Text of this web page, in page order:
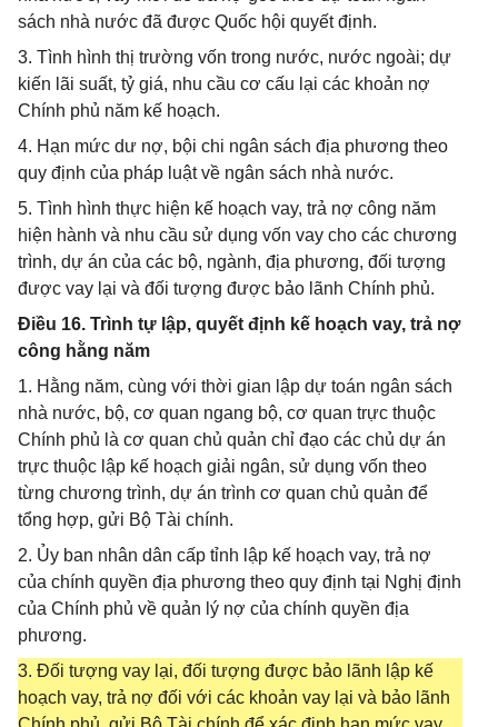
sách nhà nước đã được Quốc hội quyết định.
3. Tình hình thị trường vốn trong nước, nước ngoài; dự
kiến lãi suất, tỷ giá, nhu cầu cơ cấu lại các khoản nợ
Chính phủ năm kế hoạch.
4. Hạn mức dư nợ, bội chi ngân sách địa phương theo
quy định của pháp luật về ngân sách nhà nước.
5. Tình hình thực hiện kế hoạch vay, trả nợ công năm
hiện hành và nhu cầu sử dụng vốn vay cho các chương
trình, dự án của các bộ, ngành, địa phương, đối tượng
được vay lại và đối tượng được bảo lãnh Chính phủ.
Điều 16. Trình tự lập, quyết định kế hoạch vay, trả nợ
công hằng năm
1. Hằng năm, cùng với thời gian lập dự toán ngân sách
nhà nước, bộ, cơ quan ngang bộ, cơ quan trực thuộc
Chính phủ là cơ quan chủ quản chỉ đạo các chủ dự án
trực thuộc lập kế hoạch giải ngân, sử dụng vốn theo
từng chương trình, dự án trình cơ quan chủ quản để
tổng hợp, gửi Bộ Tài chính.
2. Ủy ban nhân dân cấp tỉnh lập kế hoạch vay, trả nợ
của chính quyền địa phương theo quy định tại Nghị định
của Chính phủ về quản lý nợ của chính quyền địa
phương.
3. Đối tượng vay lại, đối tượng được bảo lãnh lập kế
hoạch vay, trả nợ đối với các khoản vay lại và bảo lãnh